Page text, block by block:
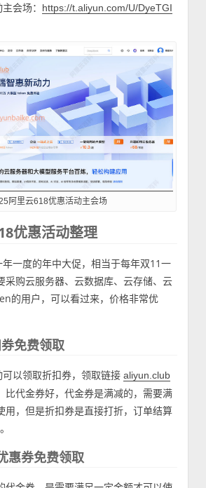
会场：
https://t.aliyun.com/U/DyeTGI
阿里云618优惠活动主会场
优惠活动整理
一度的年中大促，相当于每年双11一
采购云服务器、云数据库、云存储、云
的用户，可以看过来，价格非常优
免费领取
可以领取折扣券，领取链接aliyun.club
比代金券好，代金券是满减的，需要满
用，但是折扣券是直接打折，订单结算
惠券免费领取